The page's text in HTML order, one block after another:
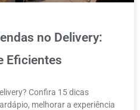
no Delivery:
Eficientes
Confira 15 dicas
melhorar a experiência